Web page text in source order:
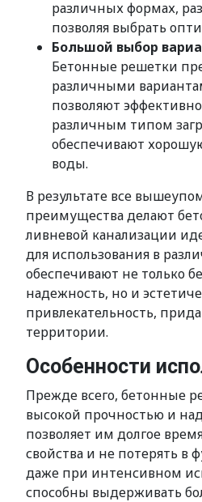
различных формах,
позволяя выбрать
Большой выбор
Бетонные решетки
различными
позволяют
различным типом
обеспечивают
воды.
В результате все
преимущества делают
ливневой канализации
для использования в
обеспечивают не только
надежность, но и
привлекательность,
территории.
Особенности
Прежде всего, бетонные
высокой прочностью и
позволяет им долгое
свойства и не потерять в
даже при интенсивном
способны выдерживать